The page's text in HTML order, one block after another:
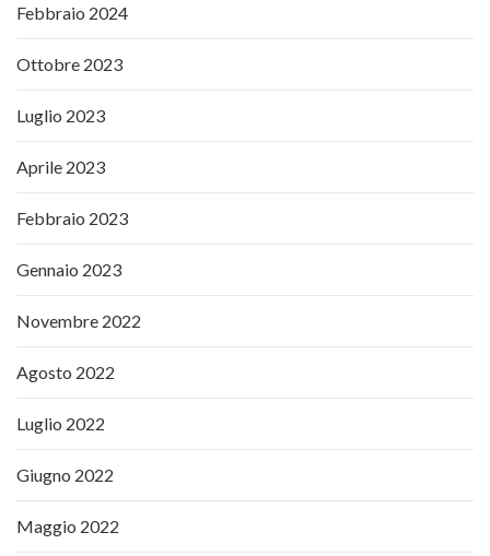
Febbraio 2024
Ottobre 2023
Luglio 2023
Aprile 2023
Febbraio 2023
Gennaio 2023
Novembre 2022
Agosto 2022
Luglio 2022
Giugno 2022
Maggio 2022